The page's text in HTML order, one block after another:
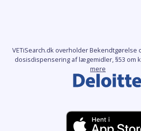
VETiSearch.dk overholder Bekendtgørelse
dosisdispensering af lægemidler, §53 om
mere